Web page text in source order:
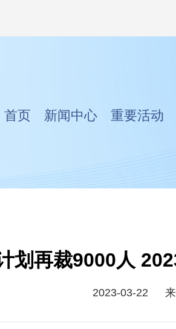
首页 新闻中心 重要活动
划再裁9000人
2023-03-22